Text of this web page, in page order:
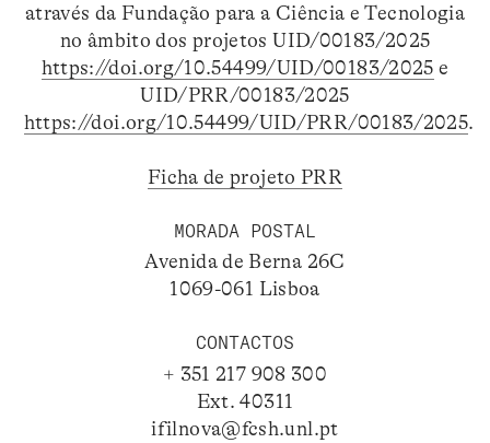
através da Fundação para a Ciência e Tecnologia
no âmbito dos projetos UID/00183/2025
https://doi.org/10.54499/UID/00183/2025 e
UID/PRR/00183/2025
https://doi.org/10.54499/UID/PRR/00183/2025.
Ficha de projeto PRR
MORADA POSTAL
Avenida de Berna 26C
1069-061 Lisboa
CONTACTOS
+ 351 217 908 300
Ext. 40311
ifilnova@fcsh.unl.pt